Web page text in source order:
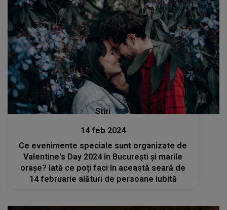
Stiri
14 feb 2024
Ce evenimente speciale sunt organizate de
Valentine's Day 2024 în București și marile
orașe? Iată ce poți faci în această seară de
14 februarie alături de persoane iubită